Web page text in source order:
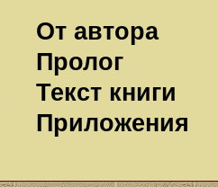
От автора
Пролог
Текст книги
Приложения